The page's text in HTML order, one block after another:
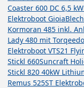
Coaster 600 DC 6,5 kW
Elektroboot Gioia
Kormoran 485 inkl.
Lady 480 mit
Elektroboot VTS21
Stickl 660Suncraft
Stickl 820 40kW
Remus 525ST